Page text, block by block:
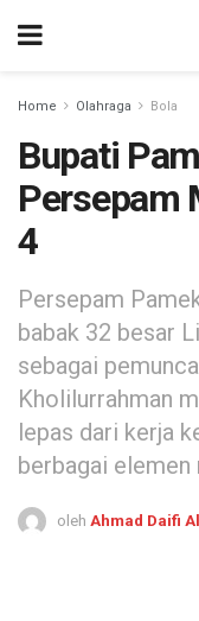
Home Olahraga Bola
Bupati
Persepam
4
Persepam
babak 32 besar
sebagai
Kholilurrahman
lepas dari kerja
berbagai elemen
oleh Ahmad Daifi